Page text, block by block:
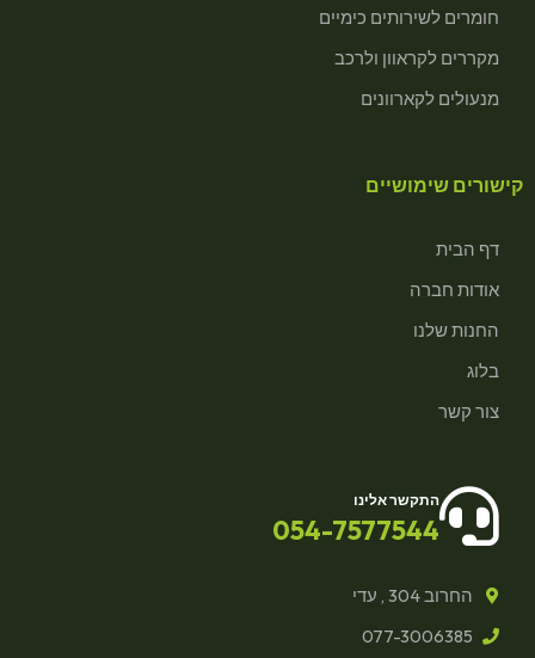
חומרים לשירותים כימיים
מקררים לקראוון ולרכב
מנעולים לקארוונים
קישורים שימושיים
דף הבית
אודות חברה
החנות שלנו
בלוג
צור קשר
התקשר אלינו
054-7577544
החרוב 304 , עדי
077-3006385